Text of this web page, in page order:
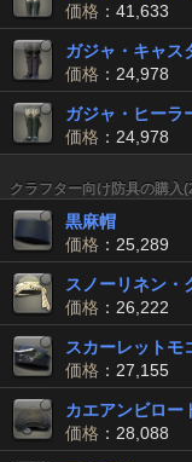
価格 ：41,633
ガジャ・キャス
価格 ：24,978
ガジャ・ヒーラ
価格 ：24,978
クラフター向け防具の購入
黒麻帽
価格 ：25,289
スノーリネン・
価格 ：26,222
スカーレットモ
価格 ：27,155
カエアンビロー
価格 ：28,088